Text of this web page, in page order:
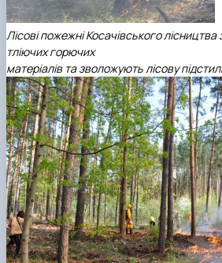
Лісові пожежні Косачівського
тліючих горючих
матеріалів та зволожують лісову